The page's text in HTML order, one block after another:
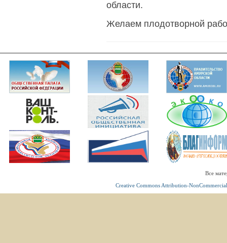
области.
Желаем плодотворной
Все
Creative Commons Attribution-